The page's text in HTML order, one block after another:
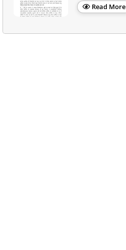
Read More